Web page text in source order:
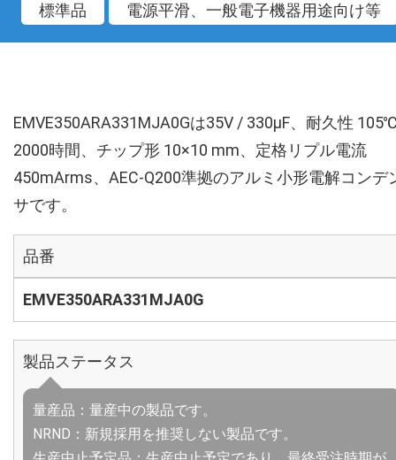
標準品 電源平滑、一般電子機器用途向け等
EMVE350ARA331MJA0Gは35V / 330µF、耐久性
2000時間、チップ形 10×10 mm、定格リプル電流
450mArms、AEC-Q200準拠のアルミ小形電解コンデ
サです。
品番
EMVE350ARA331MJA0G
製品ステータス
量産品：量産中の製品です。
NRND：新規採用を推奨しない製品です。